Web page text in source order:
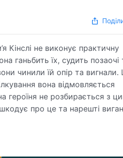
Кінслі не виконує практичну
ганьбить їх, судить позаочі
чинили їй опір та вигнали.
вона відмовляється
героїня не розбирається з
про це та нарешті